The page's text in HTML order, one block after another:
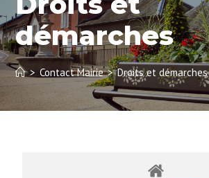
démarches
> Contact Mairie > Droits et démarches